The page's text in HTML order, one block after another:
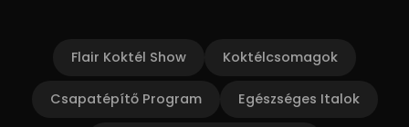
Flair Koktél Show Koktélcsomagok
Csapatépítő Program Egészséges Italok